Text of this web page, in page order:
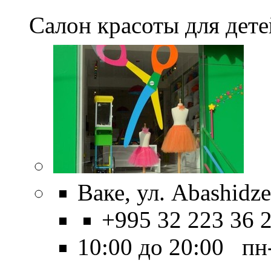
Салон красоты для
Ваке, ул.
+995 32 223 36
10:00 до 20:00